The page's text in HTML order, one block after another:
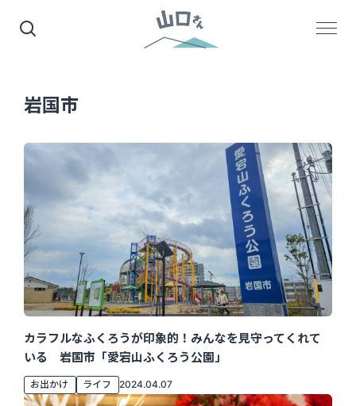
岩国市
カラフルなふくろうが印象的！みんなを見守ってくれて
いる 岩国市「愛宕山ふくろう公園」
お出かけ ライフ 2024.04.07